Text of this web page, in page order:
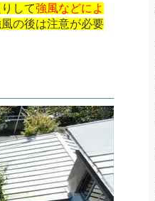
して強風などによ
の後は注意が必要